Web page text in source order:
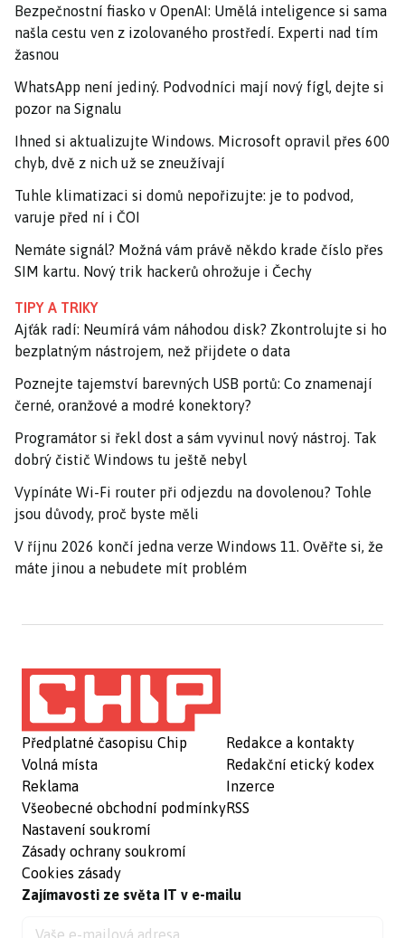
Bezpečnostní fiasko v OpenAI: Umělá inteligence si sama
našla cestu ven z izolovaného prostředí. Experti nad tím
žasnou
WhatsApp není jediný. Podvodníci mají nový fígl, dejte si
pozor na Signalu
Ihned si aktualizujte Windows. Microsoft opravil přes 600
chyb, dvě z nich už se zneužívají
Tuhle klimatizaci si domů nepořizujte: je to podvod,
varuje před ní i ČOI
Nemáte signál? Možná vám právě někdo krade číslo přes
SIM kartu. Nový trik hackerů ohrožuje i Čechy
TIPY A TRIKY
Ajťák radí: Neumírá vám náhodou disk? Zkontrolujte si ho
bezplatným nástrojem, než přijdete o data
Poznejte tajemství barevných USB portů: Co znamenají
černé, oranžové a modré konektory?
Programátor si řekl dost a sám vyvinul nový nástroj. Tak
dobrý čistič Windows tu ještě nebyl
Vypínáte Wi-Fi router při odjezdu na dovolenou? Tohle
jsou důvody, proč byste měli
V říjnu 2026 končí jedna verze Windows 11. Ověřte si, že
máte jinou a nebudete mít problém
Předplatné časopisu Chip
Volná místa
Reklama
Všeobecné obchodní podmínky
Nastavení soukromí
Zásady ochrany soukromí
Cookies zásady
Redakce a kontakty
Redakční etický kodex
Inzerce
RSS
Zajímavosti ze světa IT v e-mailu